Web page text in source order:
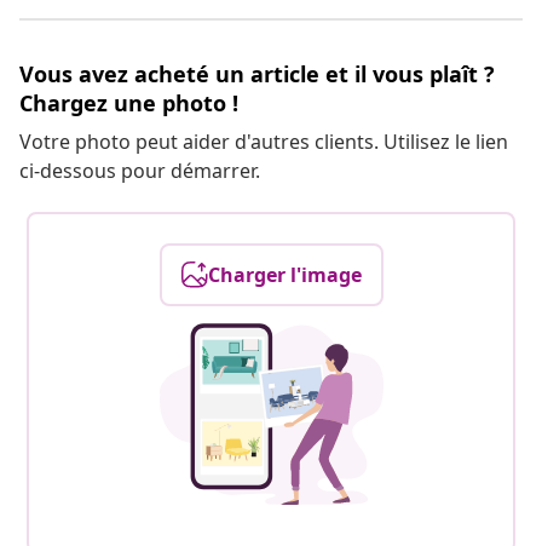
Vous avez acheté un article et il vous plaît ?
Chargez une photo !
Votre photo peut aider d'autres clients. Utilisez le lien
ci-dessous pour démarrer.
Charger l'image